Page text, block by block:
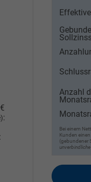
Anzahl
Bei einem
Kunden
(gebundener
:
: